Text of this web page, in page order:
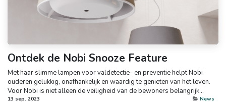
Ontdek de Nobi Snooze Feature
Met haar slimme lampen voor valdetectie- en preventie helpt Nobi
ouderen gelukkig, onafhankelijk en waardig te genieten van het leven.
Voor Nobi is niet alleen de veiligheid van de bewoners belangrijk...
13 sep. 2023 News